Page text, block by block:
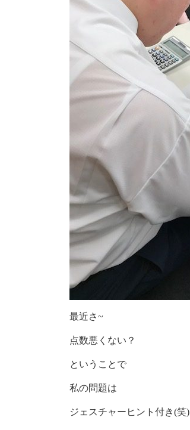
最近さ~
点数悪くない？
ということで
私の問題は
ジェスチャーヒント付き(笑)